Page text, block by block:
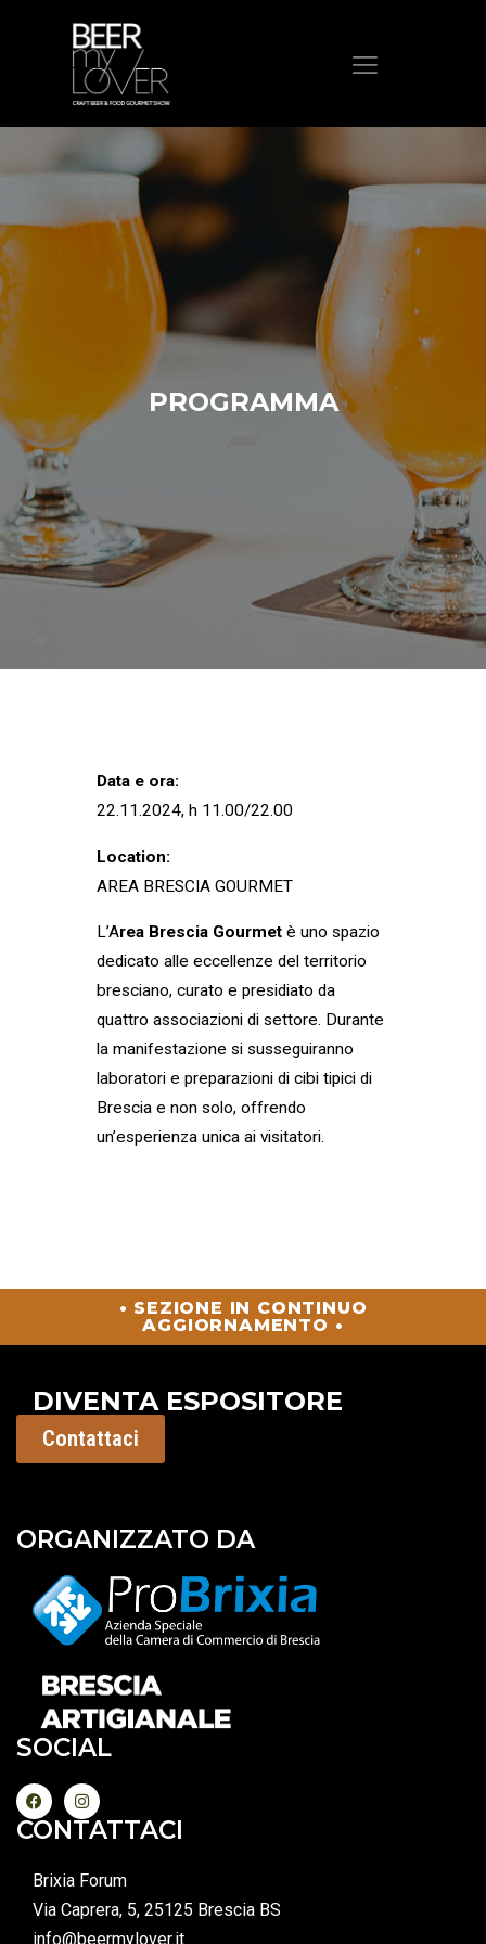
HOME
CHI SIAMO
PROGRAMMA
VISITA
ESPONI
PROTAGONISTI
ELENCO ESPOSITORI
NEWS
CONTATTIPROGRAMMA
Data e ora:
22.11.2024, h 11.00/22.00
Location:
AREA BRESCIA GOURMET
L’Area Brescia Gourmet è uno spazio
dedicato alle eccellenze del territorio
bresciano, curato e presidiato da
quattro associazioni di settore. Durante
la manifestazione si susseguiranno
laboratori e preparazioni di cibi tipici di
Brescia e non solo, offrendo
un’esperienza unica ai visitatori.
• SEZIONE IN CONTINUO
AGGIORNAMENTO •
DIVENTA ESPOSITORE
Contattaci
ORGANIZZATO DA
SOCIAL
CONTATTACI
Brixia Forum
Via Caprera, 5, 25125 Brescia BS
info@beermylover.it